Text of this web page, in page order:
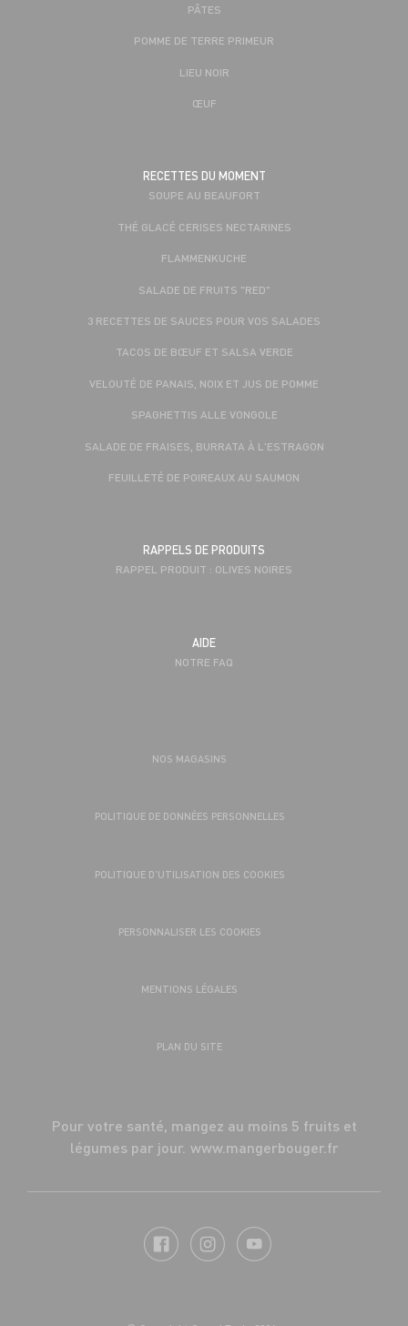
PÂTES
POMME DE TERRE PRIMEUR
LIEU NOIR
ŒUF
RECETTES DU MOMENT
SOUPE AU BEAUFORT
THÉ GLACÉ CERISES NECTARINES
FLAMMENKUCHE
SALADE DE FRUITS "RED"
3 RECETTES DE SAUCES POUR VOS SALADES
TACOS DE BŒUF ET SALSA VERDE
VELOUTÉ DE PANAIS, NOIX ET JUS DE POMME
SPAGHETTIS ALLE VONGOLE
SALADE DE FRAISES, BURRATA À L'ESTRAGON
FEUILLETÉ DE POIREAUX AU SAUMON
RAPPELS DE PRODUITS
RAPPEL PRODUIT : OLIVES NOIRES
AIDE
NOTRE FAQ
NOS MAGASINS
POLITIQUE DE DONNÉES PERSONNELLES
POLITIQUE D’UTILISATION DES COOKIES
PERSONNALISER LES COOKIES
MENTIONS LÉGALES
PLAN DU SITE
Pour votre santé, mangez au moins 5 fruits et
légumes par jour. www.mangerbouger.fr